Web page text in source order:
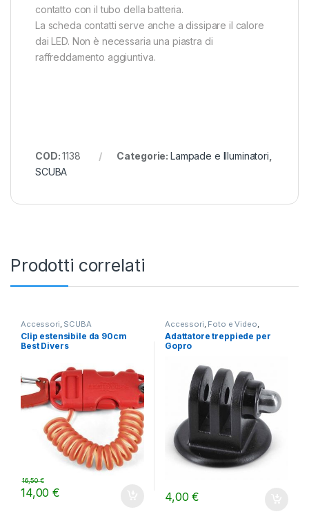
contatto con il tubo della batteria.
La scheda contatti serve anche a dissipare il calore
dai LED. Non è necessaria una piastra di
raffreddamento aggiuntiva.
COD:1138 Categorie: Lampade e Illuminatori
SCUBA
Prodotti correlati
Accessori SCUBA
Clip estensibile da 90cm
Best Divers
14,00€
16,50€
Accessori Foto e Video
SCUBA
Adattatore treppiede per
Gopro
4,00€